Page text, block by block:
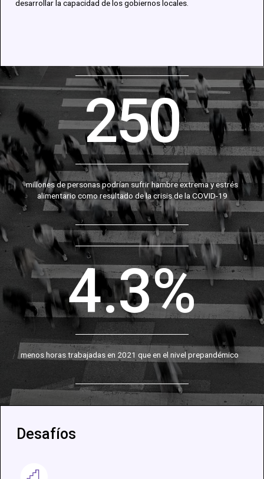
desarrollar la capacidad de losgobiernos locales.
250
millones de personas podrían sufrir hambre extrema y estrés
alimentario como resultado de la crisis de la COVID-19
4.3%
menos horas trabajadas en 2021 que en el nivel prepandémico
Desafíos